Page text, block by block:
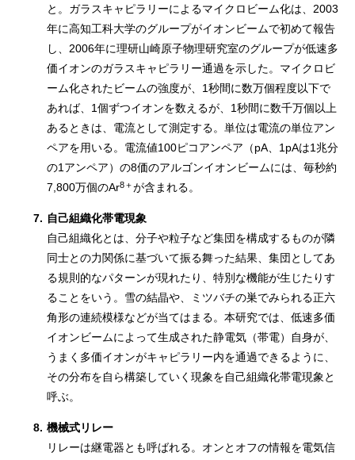
と。ガラスキャピラリーによるマイクロビーム化は、2003
年に高知工科大学のグループがイオンビームで初めて報告
し、2006年に理研山崎原子物理研究室のグループが低速多
価イオンのガラスキャピラリー通過を示した。マイクロビ
ーム化されたビームの強度が、1秒間に数万個程度以下で
あれば、1個ずつイオンを数えるが、1秒間に数千万個以上
あるときは、電流として測定する。単位は電流の単位アン
ペアを用いる。電流値100ピコアンペア（pA、1pAは1兆分
の1アンペア）の8価のアルゴンイオンビームには、毎秒約
7,800万個のAr8＋が含まれる。
7. 自己組織化帯電現象
自己組織化とは、分子や粒子など集団を構成するものが隣
同士との力関係に基づいて振る舞った結果、集団としてあ
る規則的なパターンが現れたり、特別な機能が生じたりす
ることをいう。雪の結晶や、ミツバチの巣でみられる正六
角形の連続模様などが当てはまる。本研究では、低速多価
イオンビームによって生成された静電気（帯電）自身が、
うまく多価イオンがキャピラリー内を通過できるように、
その分布を自ら構築していく現象を自己組織化帯電現象と
呼ぶ。
8. 機械式リレー
リレーは継電器とも呼ばれる。オンとオフの情報を電気信